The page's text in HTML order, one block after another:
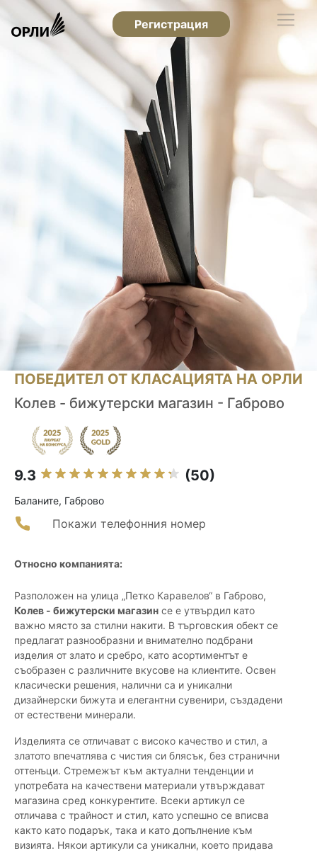
Регистрация
ПОБЕДИТЕЛ ОТ КЛАСАЦИЯТА НА ОРЛИ
Колев - бижутерски магазин - Габрово
9.3 (50)
Баланите, Габрово
Покажи телефонния номер
Относно компанията:
Разположен на улица „Петко Каравелов“ в Габрово,
Колев - бижутерски магазин се е утвърдил като
важно място за стилни накити. В търговския обект се
предлагат разнообразни и внимателно подбрани
изделия от злато и сребро, като асортиментът е
съобразен с различните вкусове на клиентите. Освен
класически решения, налични са и уникални
дизайнерски бижута и елегантни сувенири, създадени
от естествени минерали.
Изделията се отличават с високо качество и стил, а
златото впечатлява с чистия си блясък, без странични
оттенъци. Стремежът към актуални тенденции и
употребата на качествени материали утвърждават
магазина сред конкурентите. Всеки артикул се
отличава с трайност и стил, като успешно се вписва
както като подарък, така и като допълнение към
визията. Някои артикули са уникални, което придава